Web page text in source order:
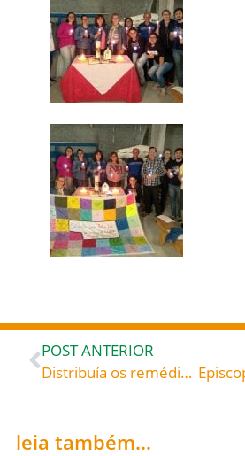
POST ANTERIOR
Distribuía os remédios científicos juntamente com o conforto, a esperança e a paz de espírito. Finalmente, sua espiritualidade venceu a ciência e, em 1528, Antônio Maria ordenou-se sacerdote: Santo Antônio Maria Zacarias (1502-1539), celebrados hoje, 05, roga por todos nós!
leia também...